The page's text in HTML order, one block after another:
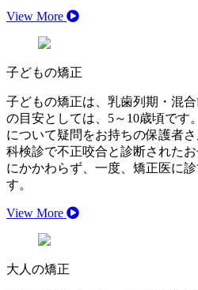
View More
子どもの矯正
子どもの矯正は、乳歯列期・混
の目安としては、5～10歳頃です
について疑問をお持ちの保護者
科検診で不正咬合と診断された
にかかわらず、一度、矯正医に
す。
View More
大人の矯正